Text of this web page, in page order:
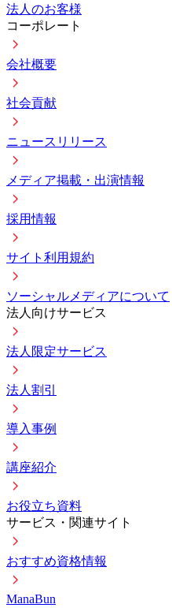
法人のお客様
コーポレート
会社概要
社会貢献
ニュースリリース
メディア掲載・出演情報
採用情報
サイト利用規約
ソーシャルメディアについて
法人向けサービス
法人限定サービス
法人割引
導入事例
講座紹介
お役立ち資料
サービス・関連サイト
おすすめ資格情報
ManaBun